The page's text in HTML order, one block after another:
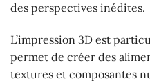
des perspectives inédites.
L’impression 3D est
permet de créer des
textures et composantes